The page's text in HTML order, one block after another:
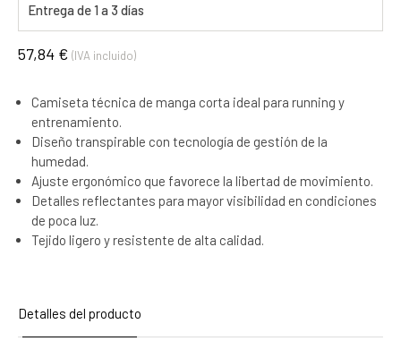
Entrega de 1 a 3 días
57,84 € (IVA incluido)
Camiseta técnica de manga corta ideal para running y
entrenamiento.
Diseño transpirable con tecnología de gestión de la
humedad.
Ajuste ergonómico que favorece la libertad de movimiento.
Detalles reflectantes para mayor visibilidad en condiciones
de poca luz.
Tejido ligero y resistente de alta calidad.
Detalles del producto